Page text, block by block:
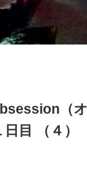
（
目 （４）